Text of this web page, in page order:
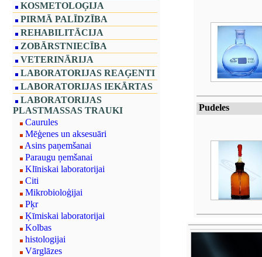
KOSMETOLOĢIJA
PIRMĀ PALĪDZĪBA
REHABILITĀCIJA
ZOBĀRSTNIECĪBA
VETERINĀRIJA
LABORATORIJAS REAĢENTI
LABORATORIJAS IEKĀRTAS
LABORATORIJAS
PLASTMASSAS TRAUKI
Caurules
Mēģenes un aksesuāri
Asins paņemšanai
Paraugu ņemšanai
Klīniskai laboratorijai
Citi
Mikrobioloģijai
Pķr
Ķīmiskai laboratorijai
Kolbas
histologijai
Vārglāzes
Pudeles